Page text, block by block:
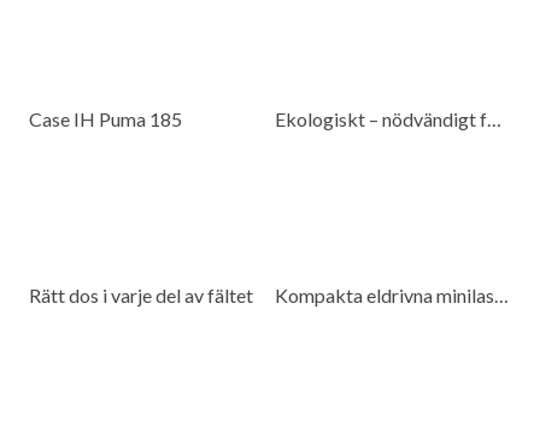
Case IH Puma 185 Ekologiskt – nödvändigt för beredskap
Rätt dos i varje del av fältet